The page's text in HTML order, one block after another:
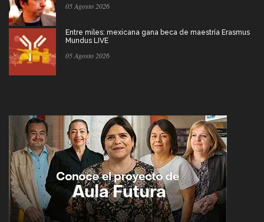
05 Agosto 2026
Entre miles: mexicana gana beca de maestría Erasmus
Mundus LIVE
05 Agosto 2026